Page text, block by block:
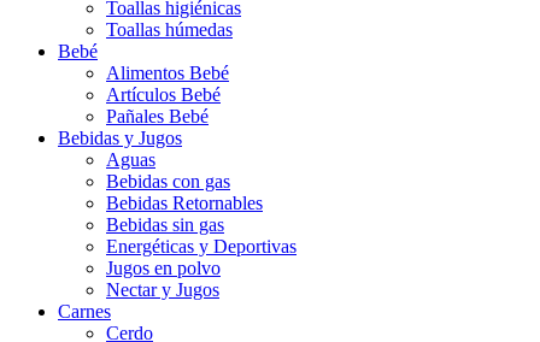
Toallas higiénicas
Toallas húmedas
Bebé
Alimentos Bebé
Artículos Bebé
Pañales Bebé
Bebidas y Jugos
Aguas
Bebidas con gas
Bebidas Retornables
Bebidas sin gas
Energéticas y Deportivas
Jugos en polvo
Nectar y Jugos
Carnes
Cerdo